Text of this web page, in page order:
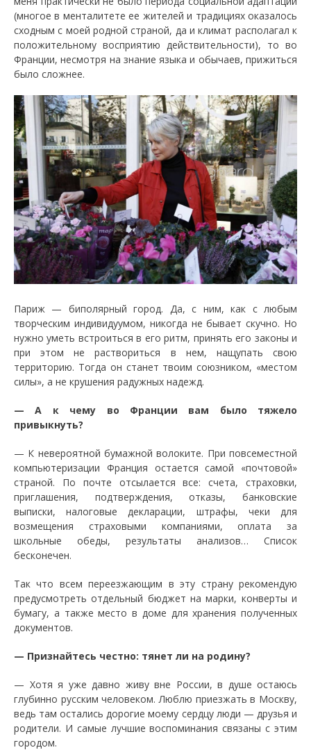
(многое в менталитете ее жителей и традициях оказалось
сходным с моей родной страной, да и климат располагал к
положительному восприятию действительности), то во
Франции, несмотря на знание языка и обычаев, прижиться
было сложнее.
Париж — биполярный город. Да, с ним, как с любым
творческим индивидуумом, никогда не бывает скучно. Но
нужно уметь встроиться в его ритм, принять его законы и
при этом не раствориться в нем, нащупать свою
территорию. Тогда он станет твоим союзником, «местом
силы», а не крушения радужных надежд.
— А к чему во Франции вам было тяжело
привыкнуть?
— К невероятной бумажной волоките. При повсеместной
компьютеризации Франция остается самой «почтовой»
страной. По почте отсылается все: счета, страховки,
приглашения, подтверждения, отказы, банковские
выписки, налоговые декларации, штрафы, чеки для
возмещения страховыми компаниями, оплата за
школьные обеды, результаты анализов… Список
бесконечен.
Так что всем переезжающим в эту страну рекомендую
предусмотреть отдельный бюджет на марки, конверты и
бумагу, а также место в доме для хранения полученных
документов.
— Признайтесь честно: тянет ли на родину?
— Хотя я уже давно живу вне России, в душе остаюсь
глубинно русским человеком. Люблю приезжать в Москву,
ведь там остались дорогие моему сердцу люди — друзья и
родители. И самые лучшие воспоминания связаны с этим
городом.